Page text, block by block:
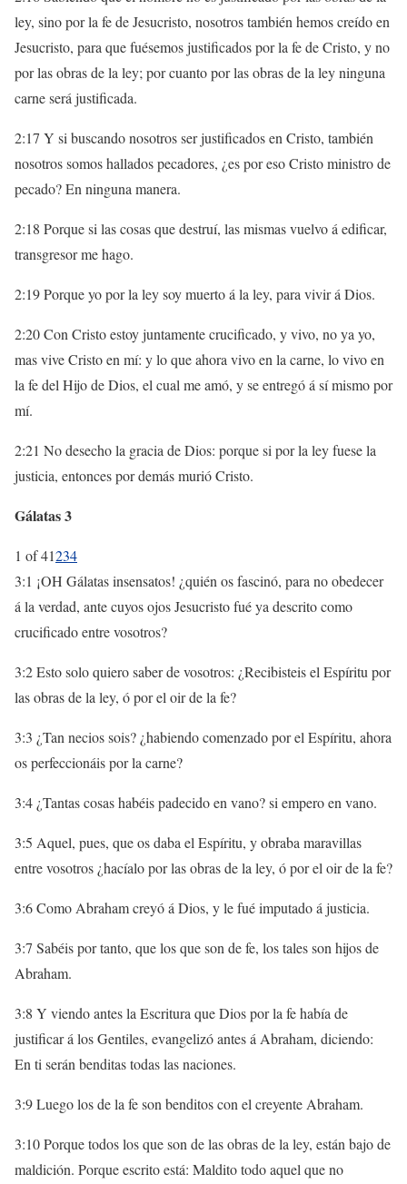
ley, sino por la fe de Jesucristo, nosotros también hemos creído en
Jesucristo, para que fuésemos justificados por la fe de Cristo, y no
por las obras de la ley; por cuanto por las obras de la ley ninguna
carne será justificada.
2:17 Y si buscando nosotros ser justificados en Cristo, también
nosotros somos hallados pecadores, ¿es por eso Cristo ministro de
pecado? En ninguna manera.
2:18 Porque si las cosas que destruí, las mismas vuelvo á edificar,
transgresor me hago.
2:19 Porque yo por la ley soy muerto á la ley, para vivir á Dios.
2:20 Con Cristo estoy juntamente crucificado, y vivo, no ya yo,
mas vive Cristo en mí: y lo que ahora vivo en la carne, lo vivo en
la fe del Hijo de Dios, el cual me amó, y se entregó á sí mismo por
mí.
2:21 No desecho la gracia de Dios: porque si por la ley fuese la
justicia, entonces por demás murió Cristo.
Gálatas 3
1 of 41234
3:1 ¡OH Gálatas insensatos! ¿quién os fascinó, para no obedecer
á la verdad, ante cuyos ojos Jesucristo fué ya descrito como
crucificado entre vosotros?
3:2 Esto solo quiero saber de vosotros: ¿Recibisteis el Espíritu por
las obras de la ley, ó por el oir de la fe?
3:3 ¿Tan necios sois? ¿habiendo comenzado por el Espíritu, ahora
os perfeccionáis por la carne?
3:4 ¿Tantas cosas habéis padecido en vano? si empero en vano.
3:5 Aquel, pues, que os daba el Espíritu, y obraba maravillas
entre vosotros ¿hacíalo por las obras de la ley, ó por el oir de la fe?
3:6 Como Abraham creyó á Dios, y le fué imputado á justicia.
3:7 Sabéis por tanto, que los que son de fe, los tales son hijos de
Abraham.
3:8 Y viendo antes la Escritura que Dios por la fe había de
justificar á los Gentiles, evangelizó antes á Abraham, diciendo:
En ti serán benditas todas las naciones.
3:9 Luego los de la fe son benditos con el creyente Abraham.
3:10 Porque todos los que son de las obras de la ley, están bajo de
maldición. Porque escrito está: Maldito todo aquel que no